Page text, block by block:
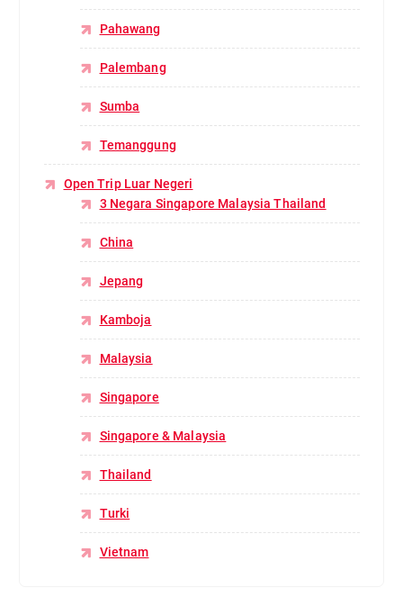
Pahawang
Palembang
Sumba
Temanggung
Open Trip Luar Negeri
3 Negara Singapore Malaysia Thailand
China
Jepang
Kamboja
Malaysia
Singapore
Singapore & Malaysia
Thailand
Turki
Vietnam